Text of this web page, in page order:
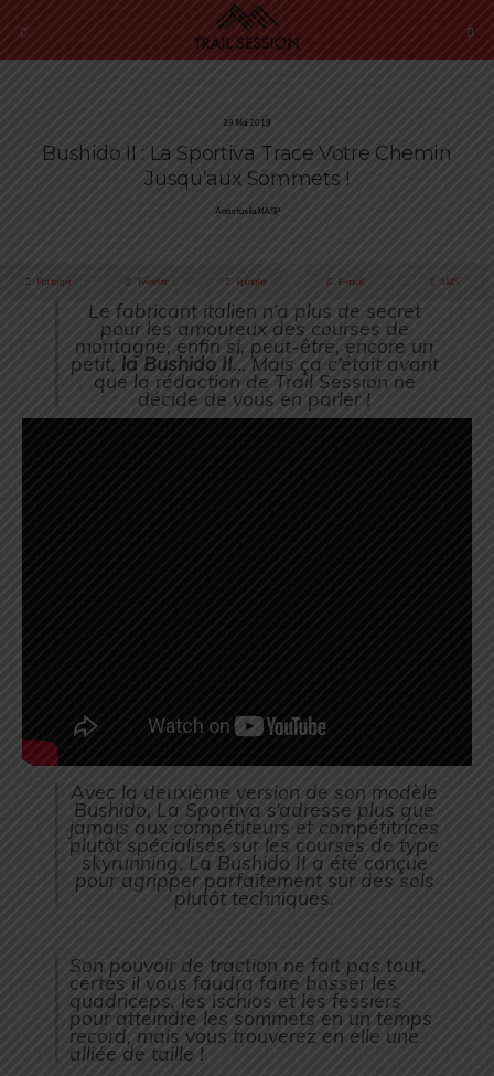
29 Mai 2019
Bushido II : La Sportiva Trace Votre Chemin
Jusqu’aux Sommets !
Anastasiia MASIP
Partager Tweeter Épingler E-mail SMS
Le fabricant italien n’a plus de secret
pour les amoureux des courses de
montagne, enfin si, peut-être, encore un
petit, la Bushido II… Mais ça c’était avant
que la rédaction de Trail Session ne
décide de vous en parler !
Avec la deuxième version de son modèle
Bushido, La Sportiva s’adresse plus que
jamais aux compétiteurs et compétitrices
plutôt spécialisés sur les courses de type
skyrunning. La Bushido II a été conçue
pour agripper parfaitement sur des sols
plutôt techniques.
Son pouvoir de traction ne fait pas tout,
certes il vous faudra faire bosser les
quadriceps, les ischios et les fessiers
pour atteindre les sommets en un temps
record, mais vous trouverez en elle une
alliée de taille !